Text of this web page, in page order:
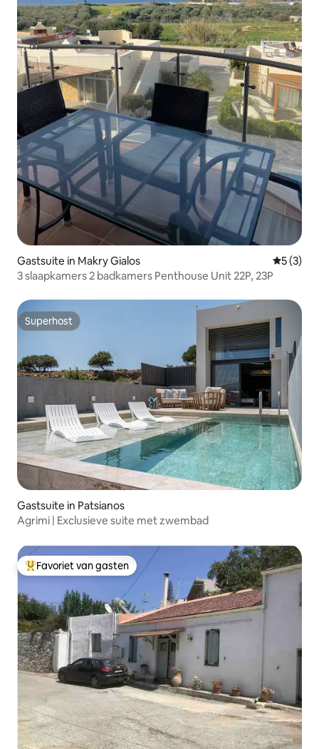
Gastsuite in Makry Gialos
5 (3)
3 slaapkamers 2 badkamers Penthouse Unit 22P, 23P
Superhost
Superhost
Gastsuite in Patsianos
Agrimi | Exclusieve suite met zwembad
Topfavoriet van gasten
Favoriet van gasten